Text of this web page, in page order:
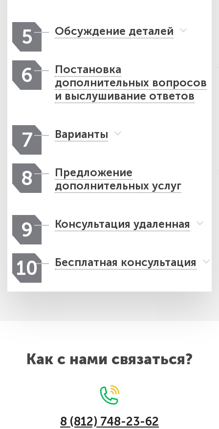
5 Обсуждение деталей
6
Постановка
дополнительных вопросов
и выслушивание ответов
7 Варианты
8
Предложение
дополнительных услуг
9 Консультация удаленная
10 Бесплатная консультация
Как с нами связаться?
8 (812) 748-23-62